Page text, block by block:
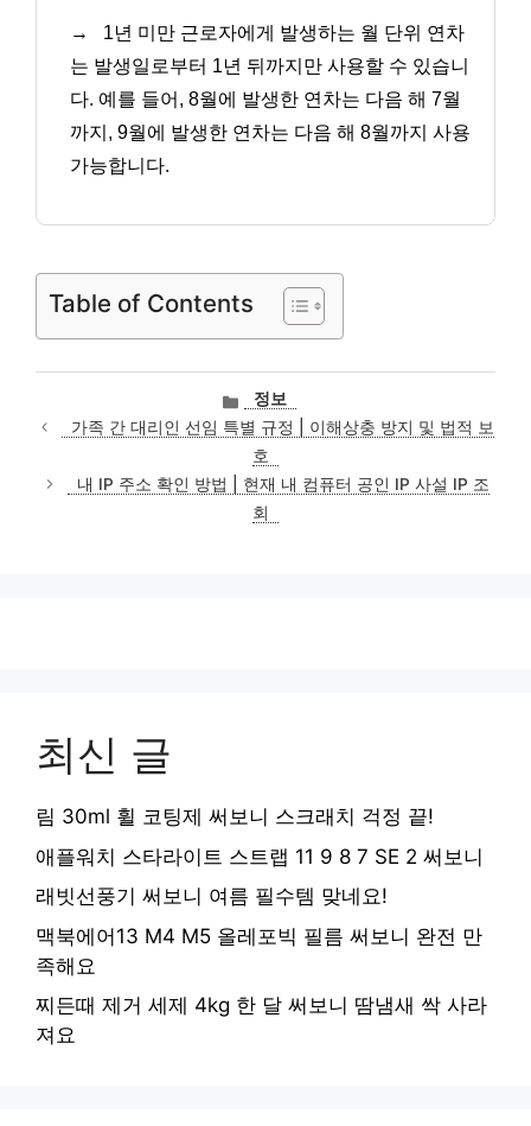
→
1년 미만 근로자에게 발생하는 월 단위 연차
는 발생일로부터 1년 뒤까지만 사용할 수 있습니
다. 예를 들어, 8월에 발생한 연차는 다음 해 7월
까지, 9월에 발생한 연차는 다음 해 8월까지 사용
가능합니다.
Table of Contents
카
테
고
리
정보
가족 간 대리인 선임 특별 규정 | 이해상충 방지 및 법적 보
호
내 IP 주소 확인 방법 | 현재 내 컴퓨터 공인 IP 사설 IP 조
회
최신 글
림 30ml 휠 코팅제 써보니 스크래치 걱정 끝!
애플워치 스타라이트 스트랩 11 9 8 7 SE 2 써보니
래빗선풍기 써보니 여름 필수템 맞네요!
맥북에어13 M4 M5 올레포빅 필름 써보니 완전 만
족해요
찌든때 제거 세제 4kg 한 달 써보니 땀냄새 싹 사라
져요